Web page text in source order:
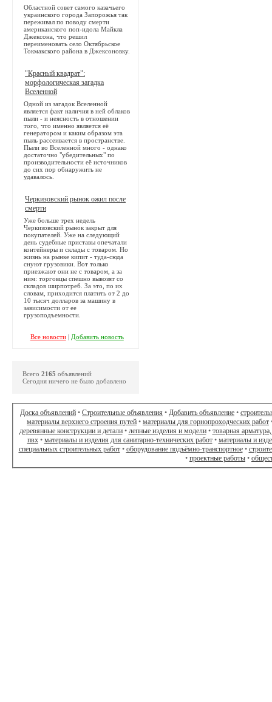
Областной совет самого казачьего
украинского города Запорожья так
переживал по поводу смерти
американского поп-идола Майкла
Джексона, что решил
переименовать село Октябрьское
Токмакского района в Джексоновку.
"Красный квадрат":
морфологическая загадка
Вселенной
Одной из загадок Вселенной
является факт наличия в ней облаков
пыли - и неясность в отношении
того, что именно является её
генератором и каким образом эта
пыль рассеивается в пространстве.
Пыли во Вселенной много - однако
достаточно "убедительных" по
производительности её источников
до сих пор обнаружить не
удавалось.
Черкизовский рынок ожил после
смерти
Уже больше трех недель
Черкизовский рынок закрыт для
покупателей. Уже на следующий
день судебные приставы опечатали
контейнеры и склады с товаром. Но
жизнь на рынке кипит - туда-сюда
снуют грузовики. Вот только
приезжают они не с товаром, а за
ним: торговцы спешно вывозят со
складов ширпотреб. За это, по их
словам, приходится платить от 2 до
10 тысяч долларов за машину в
зависимости от ее
грузоподъемности.
Все новости| Добавить новость
Всего 2165 объявлений
Сегодня ничего не было добавлено
Доска объявлений • Строительные объявления • Добавить объявление •
материалы верхнего строения путей • материалы для горнопроходческих работ
деревянные конструкции и детали• лепные изделия и модели• товарная
пвх• материалы и изделия для санитарно-технических работ• материалы и
специальных строительных работ• оборудование подъёмно-транспортное•
• проектные работы •